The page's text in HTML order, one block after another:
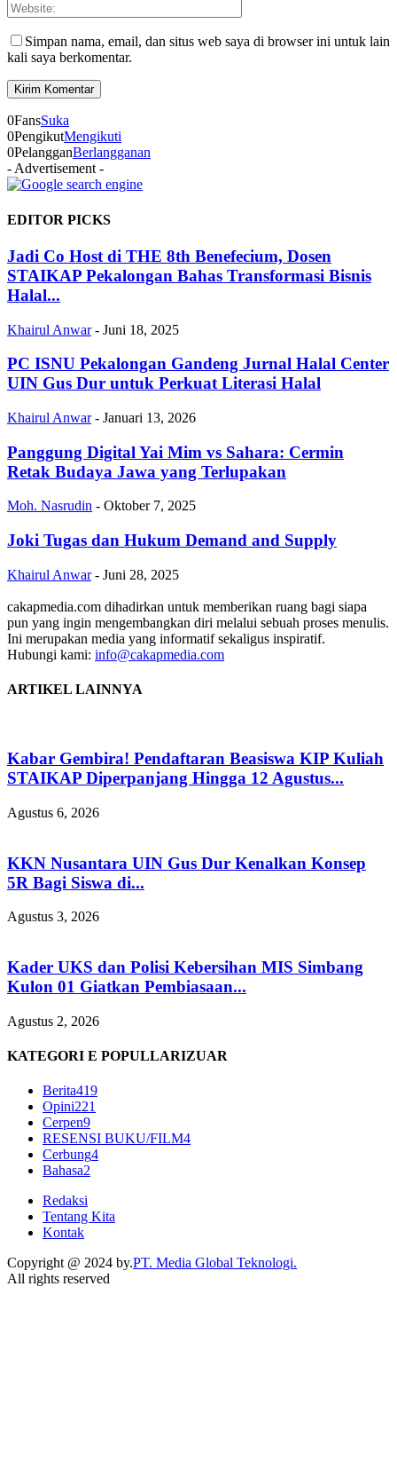
Simpan nama, email, dan situs web saya di browser ini untuk lain
kali saya berkomentar.
0FansSuka
0PengikutMengikuti
0PelangganBerlangganan
- Advertisement -
EDITOR PICKS
Jadi Co Host di THE 8th Benefecium, Dosen
STAIKAP Pekalongan Bahas Transformasi Bisnis
Halal...
Khairul Anwar - Juni 18, 2025
PC ISNU Pekalongan Gandeng Jurnal Halal Center
UIN Gus Dur untuk Perkuat Literasi Halal
Khairul Anwar - Januari 13, 2026
Panggung Digital Yai Mim vs Sahara: Cermin
Retak Budaya Jawa yang Terlupakan
Moh. Nasrudin - Oktober 7, 2025
Joki Tugas dan Hukum Demand and Supply
Khairul Anwar - Juni 28, 2025
cakapmedia.com dihadirkan untuk memberikan ruang bagi siapa
pun yang ingin mengembangkan diri melalui sebuah proses menulis.
Ini merupakan media yang informatif sekaligus inspiratif.
Hubungi kami: info@cakapmedia.com
ARTIKEL LAINNYA
Kabar Gembira! Pendaftaran Beasiswa KIP Kuliah
STAIKAP Diperpanjang Hingga 12 Agustus...
Agustus 6, 2026
KKN Nusantara UIN Gus Dur Kenalkan Konsep
5R Bagi Siswa di...
Agustus 3, 2026
Kader UKS dan Polisi Kebersihan MIS Simbang
Kulon 01 Giatkan Pembiasaan...
Agustus 2, 2026
KATEGORI E POPULLARIZUAR
Berita419
Opini221
Cerpen9
RESENSI BUKU/FILM4
Cerbung4
Bahasa2
Redaksi
Tentang Kita
Kontak
Copyright @ 2024 by.PT. Media Global Teknologi.
All rights reserved